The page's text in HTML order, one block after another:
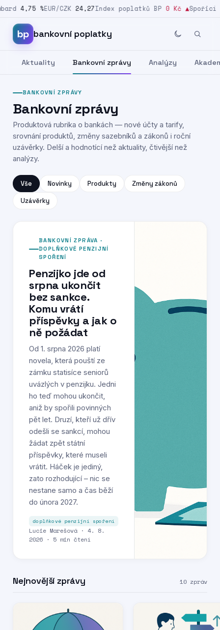
4,75 % EUR/CZK 24,27Index poplatků BP 0 Kč▲ Spořicí
Přeskočit na obsah
bp bankovní poplatky
Aktuality Bankovní zprávy Analýzy
BANKOVNÍ ZPRÁVY
Bankovní zprávy
Produktová rubrika o bankách — nové účty a tarify,
srovnání produktů, změny sazebníků a zákonů i roční
uzávěrky. Delší a hodnotící než aktuality, čtivější než
analýzy.
Vše Novinky Produkty Změny zákonů
Uzávěrky
BANKOVNÍ ZPRÁVA ·
DOPLŇKOVÉ PENZIJNÍ
SPOŘENÍ
Penzijko jde od
srpna ukončit
bez sankce.
Komu vrátí
příspěvky a jak o
ně požádat
Od 1. srpna 2026 platí
novela, která pouští ze
zámku statisíce seniorů
uvázlých v penzijku. Jedni
ho teď mohou ukončit,
aniž by spořili povinných
pět let. Druzí, kteří už dřív
odešli se sankcí, mohou
žádat zpět státní
příspěvky, které museli
vrátit. Háček je jediný,
zato rozhodující – nic se
nestane samo a čas běží
do února 2027.
doplňkové penzijní spoření
Lucie Marešová · 4. 8.
2026 · 5 min čtení
Nejnovější zprávy 10 zpráv